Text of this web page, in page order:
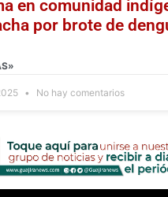
en comunidad
por brote de
No hay comentarios